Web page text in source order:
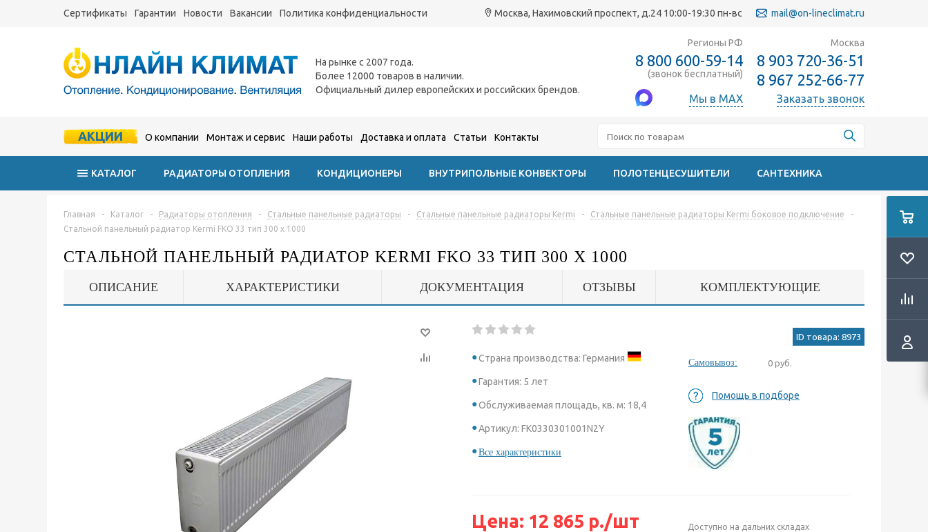
Сертификаты Гарантии Новости Вакансии Политика конфиденциальности Москва, Нахимовский проспект, д.24 10:00-19:30 пн-вс mail@on-lineclimat.ru
На рынке с 2007 года.
Более 12000 товаров в наличии.
Официальный дилер европейских и российских брендов.
Регионы РФ
8 800 600-59-14
(звонок бесплатный)
Мы в MAX
Москва
8 903 720-36-51
8 967 252-66-77
Заказать звонок
АКЦИИ О компании Монтаж и сервис Наши работы Доставка и оплата Статьи Контакты
КАТАЛОГ РАДИАТОРЫ ОТОПЛЕНИЯ КОНДИЦИОНЕРЫ ВНУТРИПОЛЬНЫЕ КОНВЕКТОРЫ ПОЛОТЕНЦЕСУШИТЕЛИ САНТЕХНИКА
Главная - Каталог - Радиаторы отопления - Стальные панельные радиаторы - Стальные панельные радиаторы Kermi - Стальные панельные радиаторы Kermi боковое подключение
-
Стальной панельный радиатор Kermi FKO 33 тип 300 x 1000
СТАЛЬНОЙ ПАНЕЛЬНЫЙ РАДИАТОР KERMI FKO 33 ТИП 300 X 1000
ОПИСАНИЕ ХАРАКТЕРИСТИКИ ДОКУМЕНТАЦИЯ ОТЗЫВЫ КОМПЛЕКТУЮЩИЕ
Страна производства: Германия
Гарантия: 5 лет
Обслуживаемая площадь, кв. м: 18,4
Артикул: FK0330301001N2Y
Все характеристики
ID товара: 8973
Самовывоз: 0 руб.
Помощь в подборе
Цена: 12 865 р./шт Доступно на дальних складах